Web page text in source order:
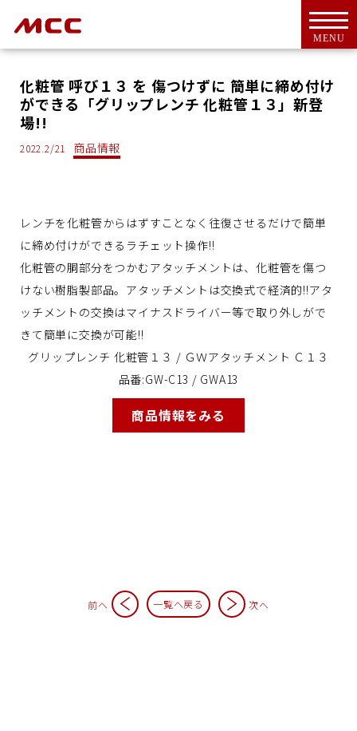
MENU
化粧管 呼び１３ を 傷つけずに 簡単に締め付け
ができる「グリップレンチ 化粧管１３」新登
場!!
2022.2/21 商品情報
レンチを化粧管からはずすことなく往復させるだけで簡単
に締め付けができるラチェット操作!!
化粧管の胴部分をつかむアタッチメントは、化粧管を傷つ
けない樹脂製部品。アタッチメントは交換式で経済的!!アタ
ッチメントの交換はマイナスドライバー等で取り外しがで
きて簡単に交換が可能!!
グリップレンチ 化粧管１３ / ＧＷアタッチメント Ｃ１３
品番:GW-C13 / GWA13
商品情報をみる
前へ 一覧へ戻る 次へ
会社案内
会社概要
ＭＣＣとは
代表挨拶
CSR活動
アクセス
工具・機器
新商品
カタログ
動画
パーツリスト
採用情報